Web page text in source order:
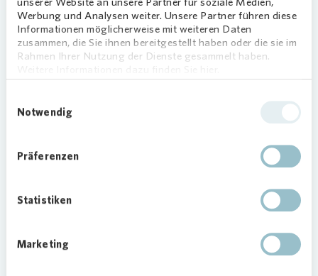
Werbung und Analysen weiter. Unsere Partner führen diese
Informationen möglicherweise mit weiteren Daten
zusammen, die Sie ihnen bereitgestellt haben oder die sie im
Rahmen Ihrer Nutzung der Dienste gesammelt haben.
Notwendig
Präferenzen
Statistiken
Marketing
ein Rahmenprogramm mit Spiel- und
Bastelmöglichkeiten geben. Für gute
Unterhaltung sorgt auch in diesem Jahr
wieder Clown Fidolo.
17.05.2022